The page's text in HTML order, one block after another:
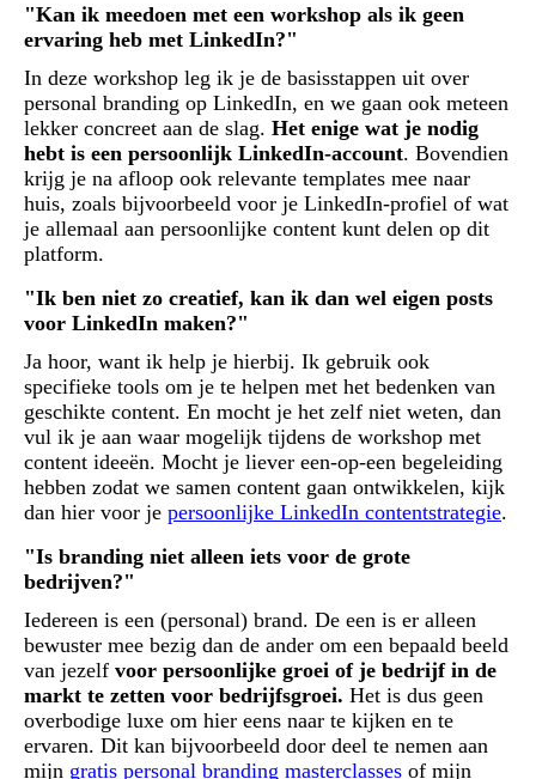
"Kan ik meedoen met een workshop als ik geen
ervaring heb met LinkedIn?"
In deze workshop leg ik je de basisstappen uit over
personal branding op LinkedIn, en we gaan ook meteen
lekker concreet aan de slag. Het enige wat je nodig
hebt is een persoonlijk LinkedIn-account. Bovendien
krijg je na afloop ook relevante templates mee naar
huis, zoals bijvoorbeeld voor je LinkedIn-profiel of wat
je allemaal aan persoonlijke content kunt delen op dit
platform.
"Ik ben niet zo creatief, kan ik dan wel eigen posts
voor LinkedIn maken?"
Ja hoor, want ik help je hierbij. Ik gebruik ook
specifieke tools om je te helpen met het bedenken van
geschikte content. En mocht je het zelf niet weten, dan
vul ik je aan waar mogelijk tijdens de workshop met
content ideeën. Mocht je liever een-op-een begeleiding
hebben zodat we samen content gaan ontwikkelen, kijk
dan hier voor je persoonlijke LinkedIn contentstrategie.
"Is branding niet alleen iets voor de grote
bedrijven?"
Iedereen is een (personal) brand. De een is er alleen
bewuster mee bezig dan de ander om een bepaald beeld
van jezelf voor persoonlijke groei of je bedrijf in de
markt te zetten voor bedrijfsgroei. Het is dus geen
overbodige luxe om hier eens naar te kijken en te
ervaren. Dit kan bijvoorbeeld door deel te nemen aan
mijn gratis personal branding masterclasses of mijn